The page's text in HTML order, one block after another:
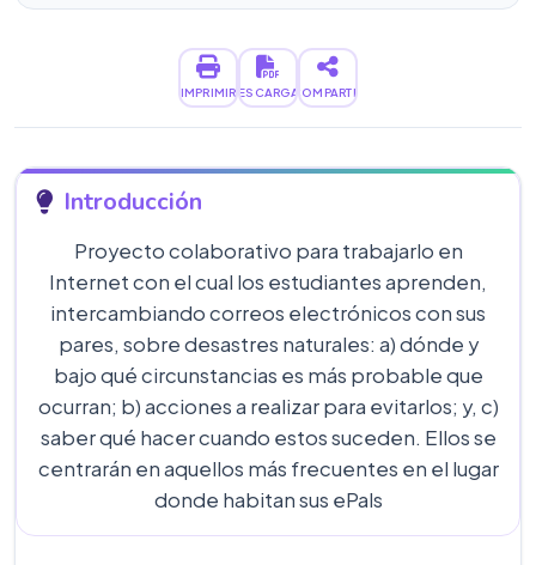
IMPRIMIRDESCARGARCOMPARTIR
Introducción
Proyecto colaborativo para trabajarlo en
Internet con el cual los estudiantes aprenden,
intercambiando correos electrónicos con sus
pares, sobre desastres naturales: a) dónde y
bajo qué circunstancias es más probable que
ocurran; b) acciones a realizar para evitarlos; y, c)
saber qué hacer cuando estos suceden. Ellos se
centrarán en aquellos más frecuentes en el lugar
donde habitan sus ePals